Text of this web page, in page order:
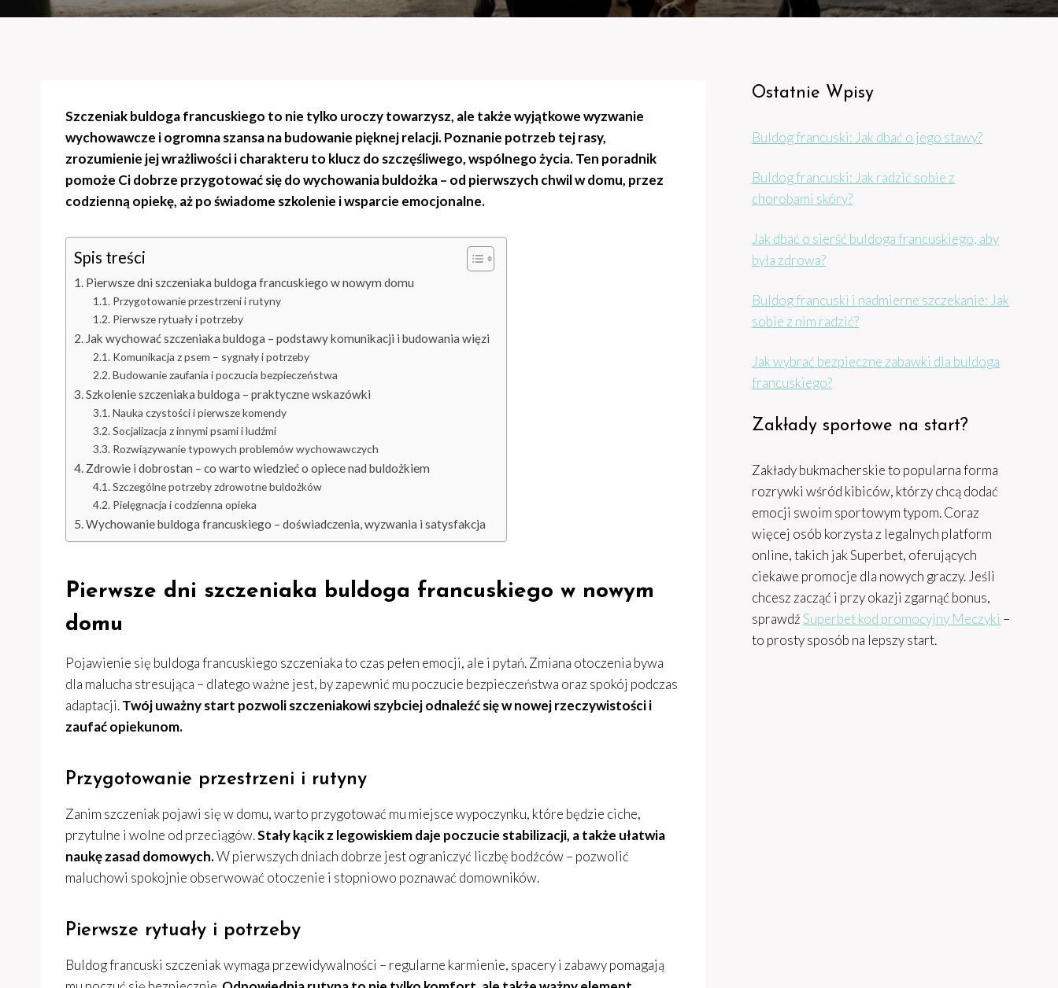
Szczeniak buldoga francuskiego to nie tylko uroczy towarzysz, ale także wyjątkowe wyzwanie
wychowawcze i ogromna szansa na budowanie pięknej relacji. Poznanie potrzeb tej rasy,
zrozumienie jej wrażliwości i charakteru to klucz do szczęśliwego, wspólnego życia. Ten poradnik
pomoże Ci dobrze przygotować się do wychowania buldożka – od pierwszych chwil w domu, przez
codzienną opiekę, aż po świadome szkolenie i wsparcie emocjonalne.
Spis treści
Pierwsze dni szczeniaka buldoga francuskiego w nowym domu
Przygotowanie przestrzeni i rutyny
Pierwsze rytuały i potrzeby
Jak wychować szczeniaka buldoga – podstawy komunikacji i budowania więzi
Komunikacja z psem – sygnały i potrzeby
Budowanie zaufania i poczucia bezpieczeństwa
Szkolenie szczeniaka buldoga – praktyczne wskazówki
Nauka czystości i pierwsze komendy
Socjalizacja z innymi psami i ludźmi
Rozwiązywanie typowych problemów wychowawczych
Zdrowie i dobrostan – co warto wiedzieć o opiece nad buldożkiem
Szczególne potrzeby zdrowotne buldożków
Pielęgnacja i codzienna opieka
Wychowanie buldoga francuskiego – doświadczenia, wyzwania i satysfakcja
Pierwsze dni szczeniaka buldoga francuskiego w nowym
domu
Pojawienie się buldoga francuskiego szczeniaka to czas pełen emocji, ale i pytań. Zmiana otoczenia bywa
dla malucha stresująca – dlatego ważne jest, by zapewnić mu poczucie bezpieczeństwa oraz spokój podczas
adaptacji.Twój uważny start pozwoli szczeniakowi szybciej odnaleźć się w nowej rzeczywistości i
zaufać opiekunom.
Przygotowanie przestrzeni i rutyny
Zanim szczeniak pojawi się w domu, warto przygotować mu miejsce wypoczynku, które będzie ciche,
przytulne i wolne od przeciągów.Stały kącik z legowiskiem daje poczucie stabilizacji, a także ułatwia
naukę zasad domowych.W pierwszych dniach dobrze jest ograniczyć liczbę bodźców – pozwolić
maluchowi spokojnie obserwować otoczenie i stopniowo poznawać domowników.
Pierwsze rytuały i potrzeby
Buldog francuski szczeniak wymaga przewidywalności – regularne karmienie, spacery i zabawy pomagają
Ostatnie Wpisy
Buldog francuski: Jak dbać o jego stawy?
Buldog francuski: Jak radzić sobie z
chorobami skóry?
Jak dbać o sierść buldoga francuskiego, aby
była zdrowa?
Buldog francuski i nadmierne szczekanie: Jak
sobie z nim radzić?
Jak wybrać bezpieczne zabawki dla buldoga
francuskiego?
Zakłady sportowe na start?
Zakłady bukmacherskie to popularna forma
rozrywki wśród kibiców, którzy chcą dodać
emocji swoim sportowym typom. Coraz
więcej osób korzysta z legalnych platform
online, takich jak Superbet, oferujących
ciekawe promocje dla nowych graczy. Jeśli
chcesz zacząć i przy okazji zgarnąć bonus,
sprawdźSuperbet kod promocyjny Meczyki –
to prosty sposób na lepszy start.